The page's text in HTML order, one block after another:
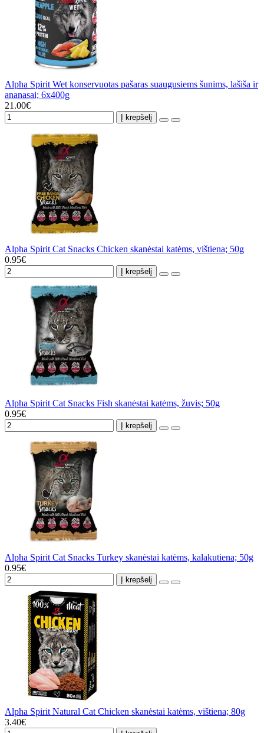
Alpha Spirit Wet konservuotas pašaras suaugusiems šunims, lašiša ir
ananasai; 6x400g
21.00€
Į krepšelį
Alpha Spirit Cat Snacks Chicken skanėstai katėms, vištiena; 50g
0.95€
Į krepšelį
Alpha Spirit Cat Snacks Fish skanėstai katėms, žuvis; 50g
0.95€
Į krepšelį
Alpha Spirit Cat Snacks Turkey skanėstai katėms, kalakutiena; 50g
0.95€
Į krepšelį
Alpha Spirit Natural Cat Chicken skanėstai katėms, vištiena; 80g
3.40€